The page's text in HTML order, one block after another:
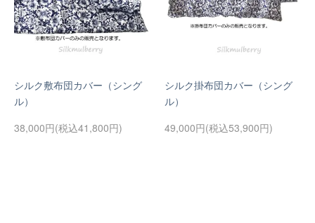
シルク敷布団カバー（シング
ル）
38,000円(税込41,800円)
シルク掛布団カバー（シング
ル）
49,000円(税込53,900円)